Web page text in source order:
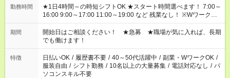
勤務時間
★1日4時間～の時短シフトOK ★スタート時間選べます！ 7:00～
16:00 9:00～17:00 11:00～19:00 など 残業なし！ ※Wワークの
場合、他のお仕事と合わせ週40時間超の就業はご案内できませ
ん ※法令に基づき、週20時間以上勤務は社会保険への加入対象
となります ※労働者派遣法（日雇い派遣の原則禁止）により、
短時間・短期間の就業はご案内が難しい場合があります
期間
開始日はご相談ください！ ★急募 ★職場が気に入れば、長期
でも働けます！
特徴 日払いOK / 履歴書不要 / 40～50代活躍中 / 副業・WワークOK /
服装自由 / シフト勤務 / 10名以上の大量募集 / 電話対応なし / パ
ソコンスキル不要